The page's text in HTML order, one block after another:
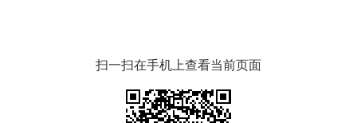
扫一扫在手机上查看当前页面